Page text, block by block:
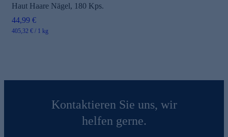
Haut Haare Nägel, 180 Kps.
44,99 €
405,32 € / 1 kg
Kontaktieren Sie uns, wir
helfen gerne.